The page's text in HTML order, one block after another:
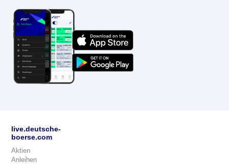
live.deutsche-
boerse.com
Aktien
Anleihen